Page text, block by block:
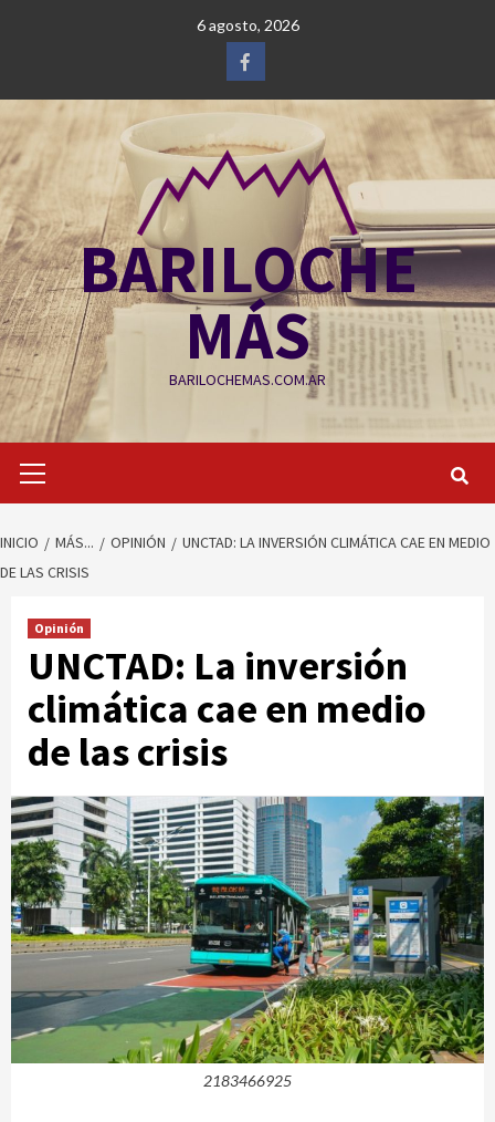
6 agosto, 2026
Facebook
BARILOCHE
MÁS
BARILOCHEMAS.COM.AR
primario
INICIO MÁS... OPINIÓN
UNCTAD: LA INVERSIÓN CLIMÁTICA CAE EN MEDIO
DE LAS CRISIS
Opinión
UNCTAD: La inversión
climática cae en medio
de las crisis
2183466925